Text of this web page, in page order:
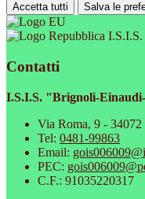
Accetta tutti Salva le
Contatti
I.S.I.S. "Brignoli-
Via Roma, 9 -
Tel: 0481-99863
Email:
PEC:
C.F.: 91035220317